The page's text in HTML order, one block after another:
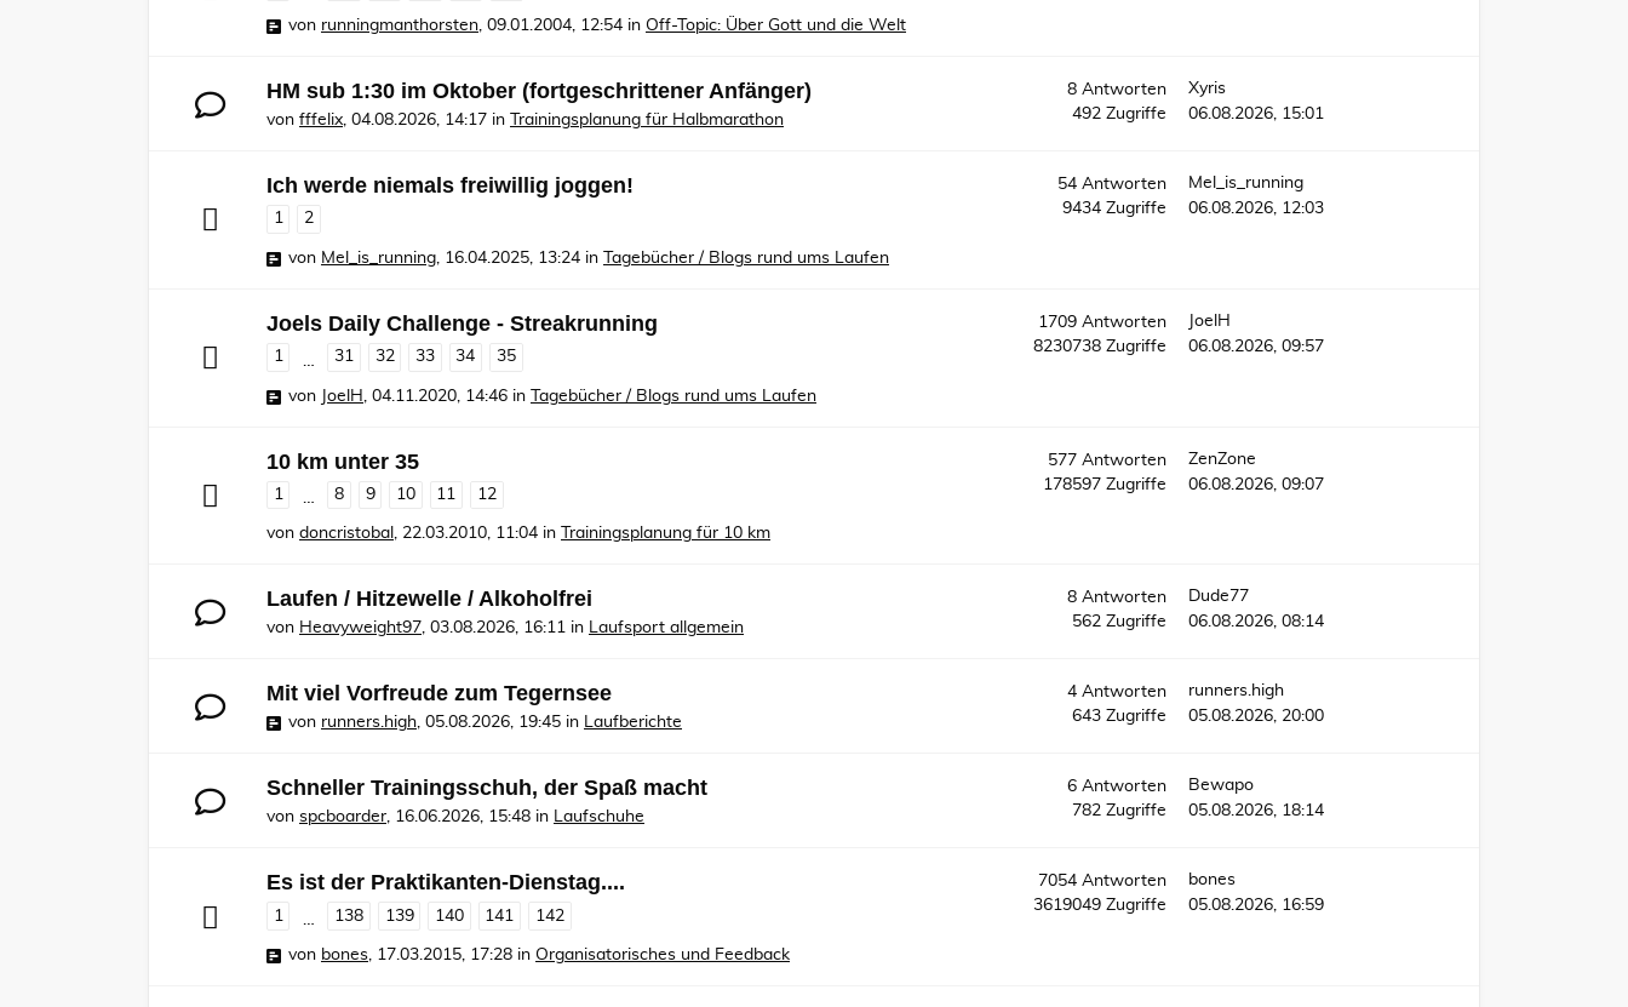
von runningmanthorsten, 09.01.2004, 12:54 in Off-Topic: Über Gott und die Welt
HM sub 1:30 im Oktober (fortgeschrittener Anfänger)
von fffelix, 04.08.2026, 14:17 in Trainingsplanung für Halbmarathon
8Antworten
492Zugriffe
Xyris
06.08.2026, 15:01
Ich werde niemals freiwillig joggen!
1 2
von Mel_is_running 16.04.2025, 13:24 in Tagebücher / Blogs rund ums Laufen
54Antworten
9434Zugriffe
Mel_is_running
06.08.2026, 12:03
Joels Daily Challenge - Streakrunning
1 31 32 33 34 35
von JoelH 04.11.2020, 14:46 in Tagebücher / Blogs rund ums Laufen
1709Antworten
8230738Zugriffe
JoelH
06.08.2026, 09:57
10 km unter 35
1 … 8 9 10 11 12
von doncristobal , 22.03.2010, 11:04 in Trainingsplanung für 10 km
577Antworten
178597Zugriffe
ZenZone
06.08.2026, 09:07
Laufen / Hitzewelle / Alkoholfrei
von Heavyweight97, 03.08.2026, 16:11 in Laufsport allgemein
8Antworten
562Zugriffe
Dude77
06.08.2026, 08:14
Mit viel Vorfreude zum Tegernsee
von runners.high, 05.08.2026, 19:45 in Laufberichte
4Antworten
643Zugriffe
runners.high
05.08.2026, 20:00
Schneller Trainingsschuh, der Spaß macht
von spcboarder, 16.06.2026, 15:48 in Laufschuhe
6Antworten
782Zugriffe
Bewapo
05.08.2026, 18:14
Es ist der Praktikanten-Dienstag....
1 … 138 139 140 141 142
von bones, 17.03.2015, 17:28 in Organisatorisches und Feedback
7054Antworten
3619049Zugriffe
bones
05.08.2026, 16:59